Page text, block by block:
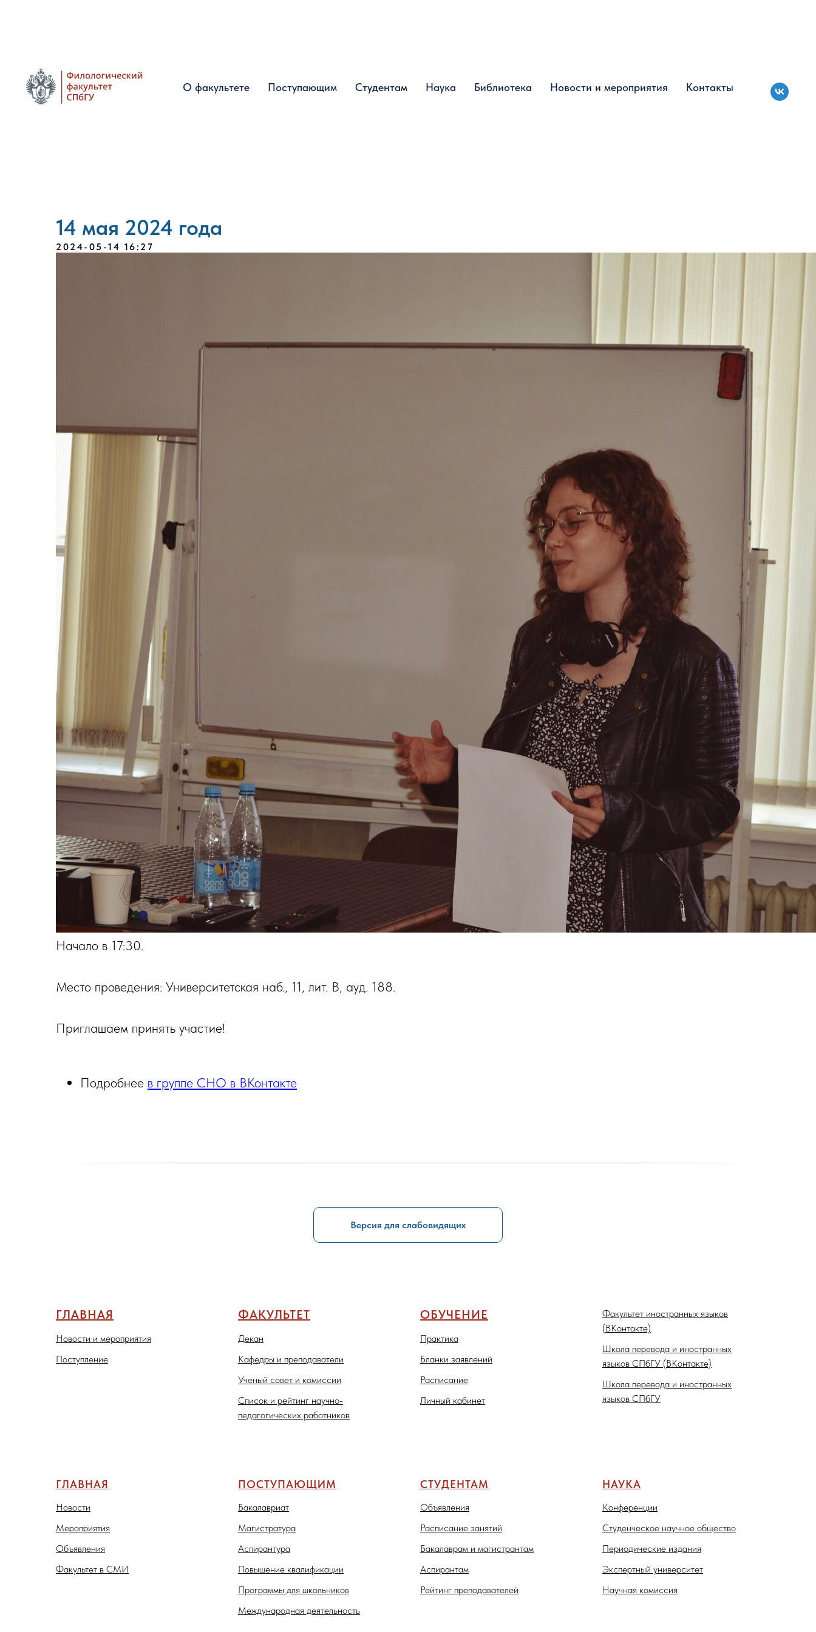
О факультете Поступающим Студентам Наука Библиотека Новости и мероприятия Контакты
О факультете Поступающим Студентам Наука Библиотека Новости и мероприятия Контакты
14 мая 2024 года
2024-05-14 16:27
Начало в 17:30.
Место проведения: Университетская наб., 11, лит. В, ауд. 188.
Приглашаем принять участие!
Подробнее в группе СНО в ВКонтакте
Версия для слабовидящих
ГЛАВНАЯ
Новости и мероприятия
Поступление
ФАКУЛЬТЕТ
Декан
Кафедры и преподаватели
Ученый совет и комиссии
Список и рейтинг научно-
педагогических работников
ОБУЧЕНИЕ
Практика
Бланки заявлений
Расписание
Личный кабинет
Факультет иностранных языков
(ВКонтакте)
Школа перевода и иностранных
языков СПбГУ (ВКонтакте)
Школа перевода и иностранных
языков СПбГУ
ГЛАВНАЯ
Новости
Мероприятия
Объявления
Факультет в СМИ
ПОСТУПАЮЩИМ
Бакалавриат
Магистратура
Аспирантура
Повышение квалификации
Программы для школьников
Международная деятельность
СТУДЕНТАМ
Объявления
Расписание занятий
Бакалаврам и магистрантам
Аспирантам
Рейтинг преподавателей
НАУКА
Конференции
Студенческое научное общество
Периодические издания
Экспертный университет
Научная комиссия